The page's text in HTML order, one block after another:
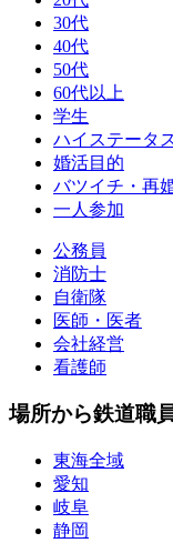
30代
40代
50代
60代以上
学生
ハイステータ
婚活目的
バツイチ・再
一人参加
公務員
消防士
自衛隊
医師・医者
会社経営
看護師
場所から鉄道職
東海全域
愛知
岐阜
静岡